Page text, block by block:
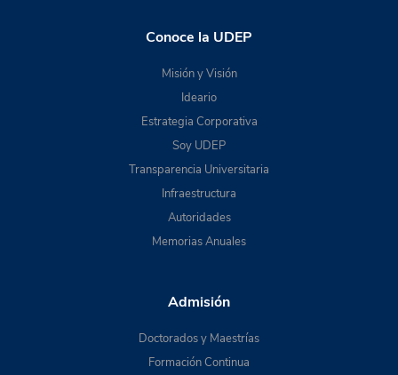
Conoce la UDEP
Misión y Visión
Ideario
Estrategia Corporativa
Soy UDEP
Transparencia Universitaria
Infraestructura
Autoridades
Memorias Anuales
Admisión
Doctorados y Maestrías
Formación Continua